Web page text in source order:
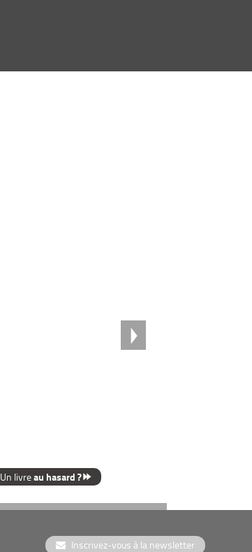
Un livreau hasard ?
Inscrivez-vous à la newsletter